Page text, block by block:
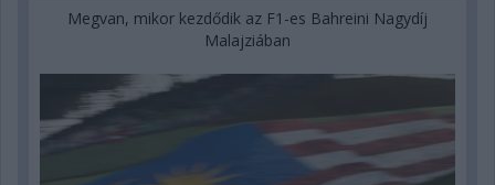
Megvan, mikor kezdődik az F1-es Bahreini Nagydíj
Malajziában